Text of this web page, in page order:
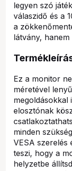
legyen szó
válaszidő és a
a
látvány,
Ez a monitor
méretével
megoldásokkal
elosztónak
minden
VESA szerelés
teszi, hogy a
helyzetbe